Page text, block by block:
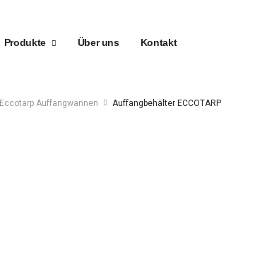
Produkte Über uns Kontakt
Eccotarp Auffangwannen Auffangbehälter ECCOTARP